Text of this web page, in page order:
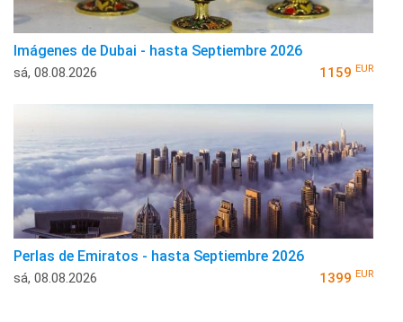
Imágenes de Dubai - hasta Septiembre 2026
sá, 08.08.2026 1159 EUR
Perlas de Emiratos - hasta Septiembre 2026
sá, 08.08.2026 1399 EUR